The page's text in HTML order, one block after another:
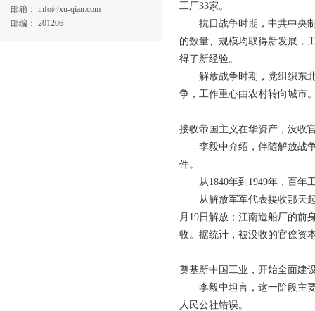
邮箱： info@xu-qian.com
邮编： 201206
工厂33家。
抗日战争时期，中共中央制
的数量、规模均取得新发展，
得了新经验。
解放战争时期，党组织东北
争，工作重心由农村转向城市
接收帝国主义在华资产，没收
李毅中介绍，伴随解放战争
件。
从1840年到1949年，百年工
从解放军军代表接收那天起
月19日解放；江南造船厂的前
收。据统计，被没收的官僚资
奠基新中国工业，开始全面建
李毅中坦言，这一阶段主要
人民公社错误。